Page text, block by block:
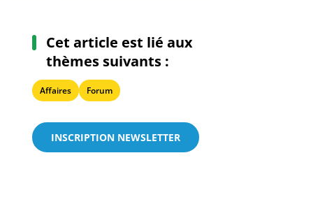
Cet article est lié aux
thèmes suivants :
Affaires Forum
INSCRIPTION NEWSLETTER